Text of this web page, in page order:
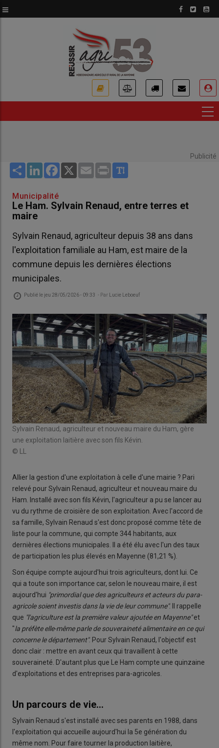
au
Publicité
Share LinkedInFacebook
X Email Print
Municipalité
Le Ham. Sylvain Renaud, entre terres et
maire
Sylvain Renaud, agriculteur depuis 38 ans dans
l'exploitation familiale au Ham, est maire de la
commune depuis les dernières élections
municipales.
Publié le jeu 28/05/2026 - 09:33 - Par Lucie Leboeuf
Sylvain Renaud, agriculteur et nouveau maire du Ham, gère
une exploitation laitière avec son fils Kévin.
© LL
Allier la gestion d'une exploitation à celle d'une mairie ? Pari
relevé pour Sylvain Renaud, agriculteur et nouveau maire du
Ham. Installé avec son fils Kévin, l'agriculteur a pu se lancer au
vu du rythme de croisière de son exploitation. Avec l'accord de
sa famille, Sylvain Renaud s'est donc proposé comme tête de
liste pour la commune, qui compte 344 habitants, aux
dernières élections municipales. Il a été élu avec l'un des taux
de participation les plus élevés en Mayenne (81,21 %).
Son équipe compte aujourd'hui trois agriculteurs, dont lui. Ce
qui a toute son importance car, selon le nouveau maire, il est
aujourd'hui "primordial que des agriculteurs et acteurs du para-
agricole soient investis dans la vie de leur commune". Il rappelle
que "l'agriculture est la première valeur ajoutée en Mayenne"et
"la préfète elle-même parle de souveraineté alimentaire en ce qui
concerne le département". Pour Sylvain Renaud, l'objectif est
donc clair : mettre en avant ceux qui travaillent à cette
souveraineté. D'autant plus que Le Ham compte une quinzaine
d'exploitations et des entreprises para-agricoles.
Un parcours de vie...
Sylvain Renaud s'est installé avec ses parents en 1988, dans
l'exploitation qui accueille aujourd'hui la 5e génération du
même nom. Pour faire tourner la production laitière,